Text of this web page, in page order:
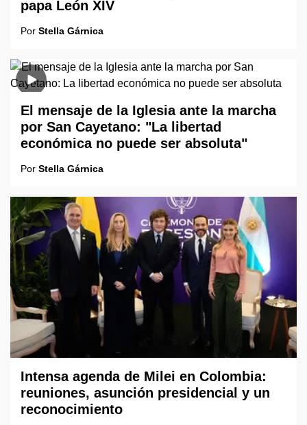
papa León XIV
Por Stella Gárnica
El mensaje de la Iglesia ante la marcha
por San Cayetano: "La libertad
económica no puede ser absoluta"
Por Stella Gárnica
Intensa agenda de Milei en Colombia:
reuniones, asunción presidencial y un
reconocimiento